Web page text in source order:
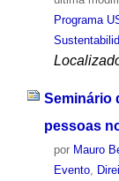
Programa
Seminário
pessoas
por Mauro
Evento,